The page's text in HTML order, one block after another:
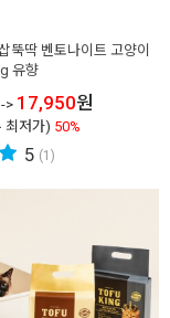
뚝딱 벤토나이트 고양이
유향
-> 17,950원
최저가) 50%
5 (1)